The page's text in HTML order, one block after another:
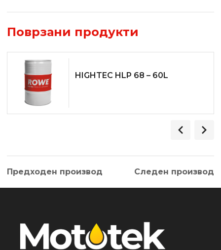
Поврзани продукти
HIGHTEC HLP 68 – 60L
Предходен производ Следен производ